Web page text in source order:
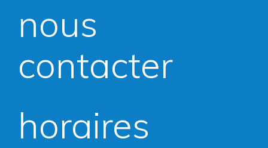
le
Facebook
le
Instagram
nous
contacter
horaires